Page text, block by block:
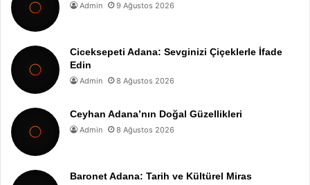
Admin 9 Ağustos 2026
Ciceksepeti Adana: Sevginizi Çiçeklerle İfade
Edin
Admin 8 Ağustos 2026
Ceyhan Adana’nın Doğal Güzellikleri
Admin 8 Ağustos 2026
Baronet Adana: Tarih ve Kültürel Miras